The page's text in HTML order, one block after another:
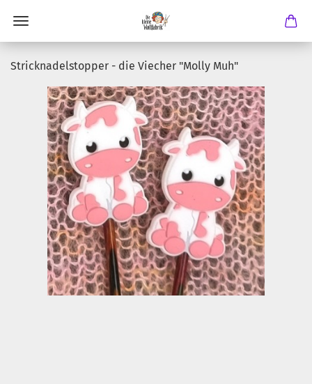
Stricknadelstopper - die Viecher "Molly Muh"